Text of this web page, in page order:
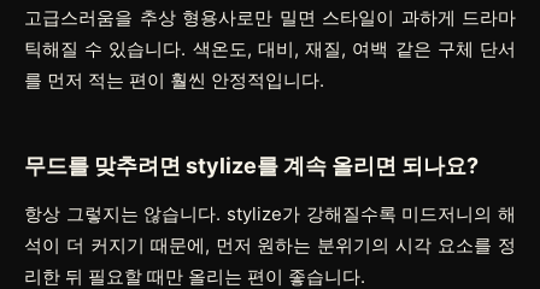
고급스러움을 추상 형용사로만 밀면 스타일이 과하게 드라마
틱해질 수 있습니다. 색온도, 대비, 재질, 여백 같은 구체 단서
를 먼저 적는 편이 훨씬 안정적입니다.
무드를 맞추려면 stylize를 계속 올리면 되나요?
항상 그렇지는 않습니다. stylize가 강해질수록 미드저니의 해
석이 더 커지기 때문에, 먼저 원하는 분위기의 시각 요소를 정
리한 뒤 필요할 때만 올리는 편이 좋습니다.